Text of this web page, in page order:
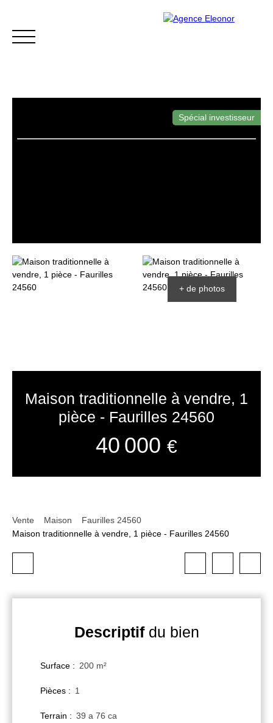
Spécial investisseur
+ de photos
Maison traditionnelle à vendre, 1
pièce - Faurilles 24560
40 000 €
Vente Maison
Faurilles 24560
Maison traditionnelle à vendre, 1 pièce - Faurilles 24560
Descriptifdu bien
Surface : 200 m²
Pièces : 1
Terrain : 39 a 76 ca